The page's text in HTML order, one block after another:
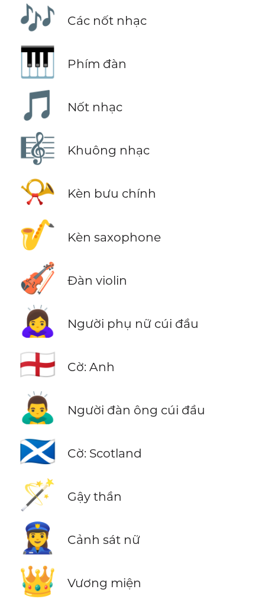
🎶 Các nốt nhạc
🎹 Phím đàn
🎵 Nốt nhạc
🎼 Khuông nhạc
📯 Kèn bưu chính
🎷 Kèn saxophone
🎻 Đàn violin
🙇‍♀️ Người phụ nữ cúi đầu
🏴󠁧󠁢󠁥󠁮󠁧󠁿 Cờ: Anh
🙇‍♂️ Người đàn ông cúi đầu
🏴󠁧󠁢󠁳󠁣󠁴󠁿 Cờ: Scotland
🪄 Gậy thần
👮‍♀️ Cảnh sát nữ
👑 Vương miện